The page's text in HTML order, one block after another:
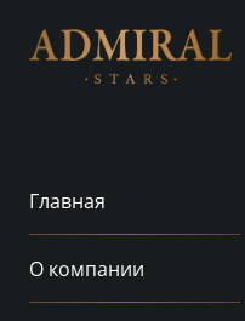
Главная
О компании